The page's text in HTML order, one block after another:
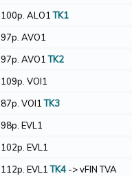
100p. ALO1TK1
97p. AVO1
97p. AVO1TK2
109p. VOI1
87p. VOI1TK3
98p. EVL1
102p. EVL1
112p. EVL1TK4 -> vFIN TVA